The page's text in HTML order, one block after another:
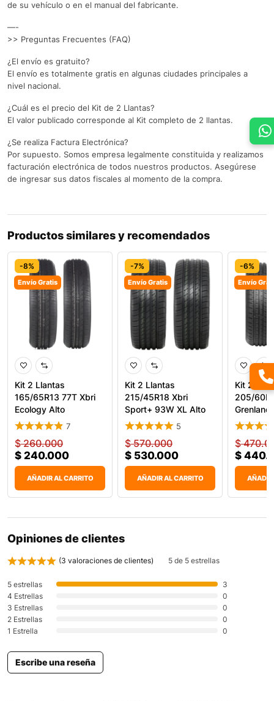
de su vehículo o en el manual del fabricante.
—-
>> Preguntas Frecuentes (FAQ)
¿El envío es gratuito?
El envío es totalmente gratis en algunas ciudades principales a
nivel nacional.
¿Cuál es el precio del Kit de 2 Llantas?
El valor publicado corresponde al Kit completo de 2 llantas.
¿Se realiza Factura Electrónica?
Por supuesto. Somos empresa legalmente constituida y realizamos
facturación electrónica de todos nuestros productos. Asegúrese
de ingresar sus datos fiscales al momento de la compra.
Productos similares y recomendados
-8%
Envío Gratis
Kit 2 Llantas
165/65R13 77T Xbri
Ecology Alto
Rendimiento
7
$260.000
$ 240.000
AÑADIR AL CARRITO
-7%
Envío Gratis
Kit 2 Llantas
215/45R18 Xbri
Sport+ 93W XL Alto
Desempeño
5
$570.000
$ 530.000
AÑADIR AL CARRITO
-6%
Envío
Kit 2
205/
H02
$
$
AÑADIR
Opiniones de clientes
(3 valoraciones de clientes) 5 de 5 estrellas
5 estrellas
3
4 Estrellas
0
3 Estrellas
0
2 Estrellas
0
1 Estrella
0
Escribe una reseña